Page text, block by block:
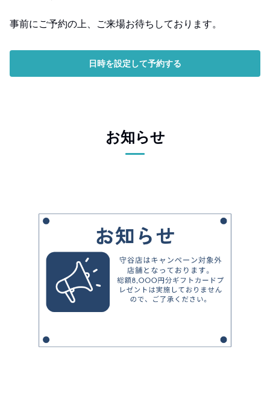
事前にご予約の上、ご来場お待ちしております。
日時を設定して予約する
お知らせ